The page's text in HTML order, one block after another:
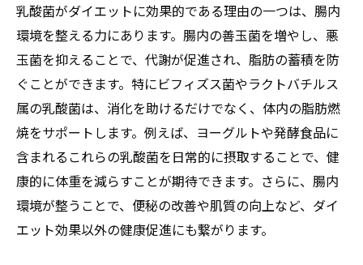
乳酸菌がダイエットに効果的である理由の一つは、腸内
環境を整える力にあります。腸内の善玉菌を増やし、悪
玉菌を抑えることで、代謝が促進され、脂肪の蓄積を防
ぐことができます。特にビフィズス菌やラクトバチルス
属の乳酸菌は、消化を助けるだけでなく、体内の脂肪燃
焼をサポートします。例えば、ヨーグルトや発酵食品に
含まれるこれらの乳酸菌を日常的に摂取することで、健
康的に体重を減らすことが期待できます。さらに、腸内
環境が整うことで、便秘の改善や肌質の向上など、ダイ
エット効果以外の健康促進にも繋がります。